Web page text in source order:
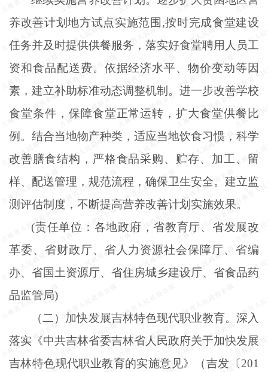
养改善计划地方试点实施范围,按时完成食堂建设
任务并及时提供供餐服务，落实好食堂聘用人员工
资和食品配送费。依据经济水平、物价变动等因
素，建立补助标准动态调整机制。进一步改善学校
食堂条件，保障食堂正常运转，扩大食堂供餐比
例。结合当地物产种类，适应当地饮食习惯，科学
改善膳食结构，严格食品采购、贮存、加工、留
样、配送管理，规范流程，确保卫生安全。建立监
测评估制度，不断提高营养改善计划实施效果。
(责任单位：各地政府，省教育厅、省发展改
革委、省财政厅、省人力资源社会保障厅、省编
办、省国土资源厅、省住房城乡建设厅、省食品药
品监管局)
（二）加快发展吉林特色现代职业教育。深入
落实《中共吉林省委吉林省人民政府关于加快发展
吉林特色现代职业教育的实施意见》（吉发〔201